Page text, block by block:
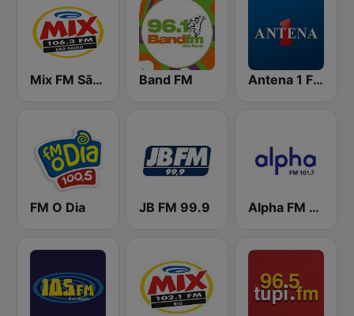
Mix FM São Paulo Band FM Antena 1 FM
FM O Dia JB FM 99.9 Alpha FM 101.7